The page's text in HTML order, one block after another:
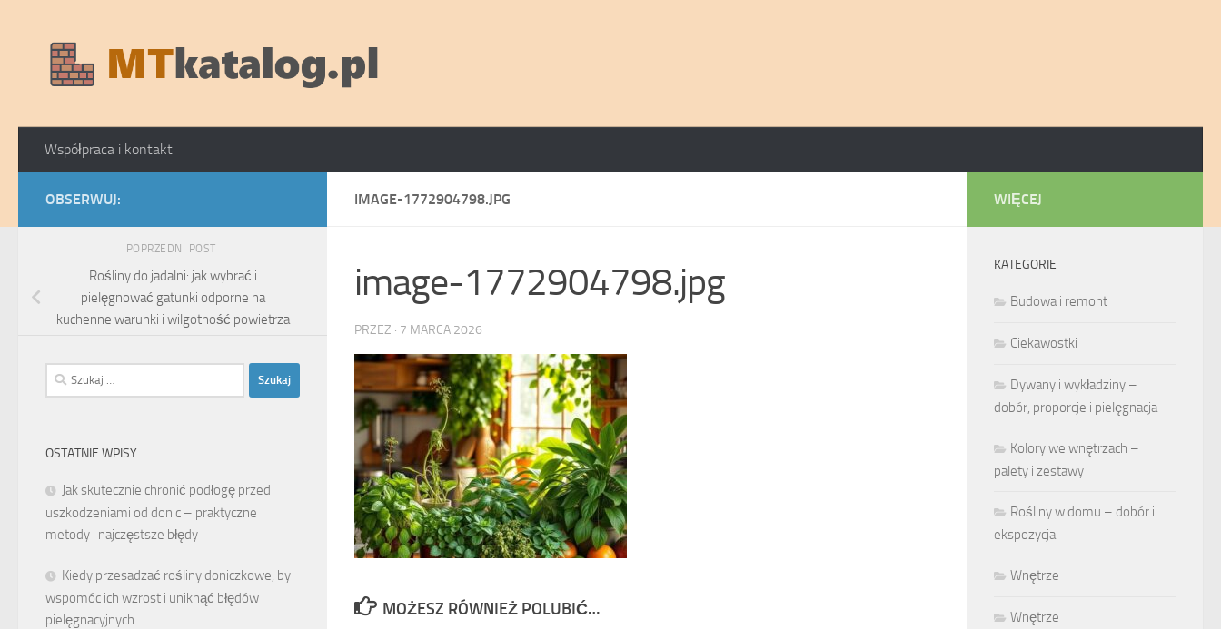
Współpraca i kontakt
IMAGE-1772904798.JPG
image-1772904798.jpg
PRZEZ · 7 MARCA 2026
MOŻESZ RÓWNIEŻ POLUBIĆ…
OBSERWUJ:
POPRZEDNI POST
Rośliny do jadalni: jak wybrać i
pielęgnować gatunki odporne na
kuchenne warunki i wilgotność powietrza
Szukaj:
OSTATNIE WPISY
Jak skutecznie chronić podłogę przed
uszkodzeniami od donic – praktyczne
metody i najczęstsze błędy
Kiedy przesadzać rośliny doniczkowe, by
wspomóc ich wzrost i uniknąć błędów
pielęgnacyjnych
WIĘCEJ
KATEGORIE
Budowa i remont
Ciekawostki
Dywany i wykładziny –
dobór, proporcje i pielęgnacja
Kolory we wnętrzach –
palety i zestawy
Rośliny w domu – dobór i
ekspozycja
Wnętrze
Wnętrze